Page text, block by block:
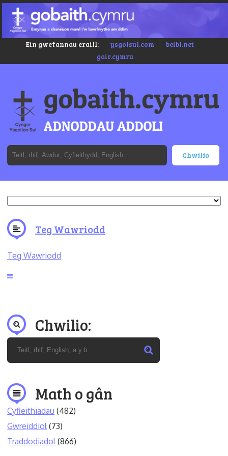
Ein gwefannau eraill: ysgolsul.com
beibl.net
gair.cymru
Teg Wawriodd
Teg Wawriodd
Chwilio:
Math o gân
Cyfieithiadau (482)
Gwreiddiol (73)
Traddodiadol (866)